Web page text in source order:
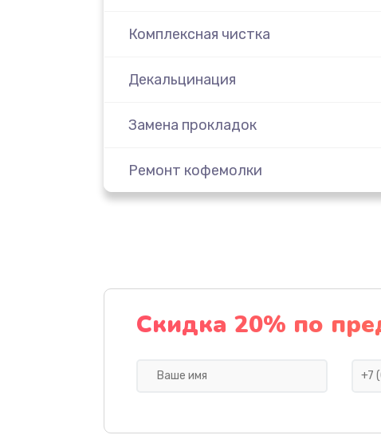
Комплексная чистка
Декальцинация
Замена прокладок
Ремонт кофемолки
Скидка 20% по